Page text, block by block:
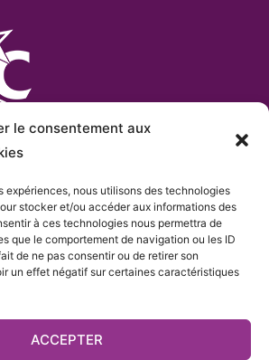
le consentement aux
expériences, nous utilisons des technologies
stocker et/ou accéder aux informations des
à ces technologies nous permettra de
que le comportement de navigation ou les ID
de ne pas consentir ou de retirer son
un effet négatif sur certaines caractéristiques
ACCEPTER
actif» duréseau Français
eChancequi comprend plus de